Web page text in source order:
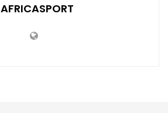
AFRICASPORT